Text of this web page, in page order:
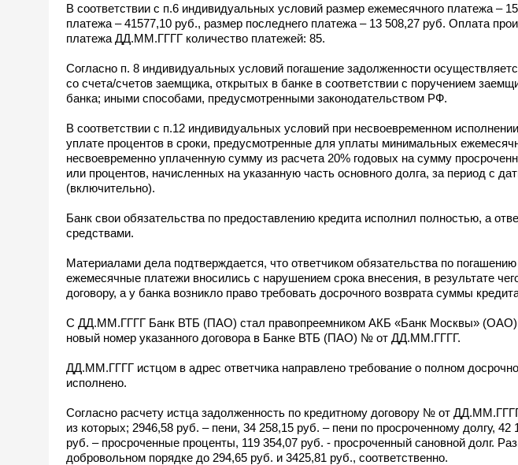
В соответствии с п.6 индивидуальных условий размер ежемесячного платежа –
платежа – 41577,10 руб., размер последнего платежа – 13 508,27 руб. Оплата
платежа ДД.ММ.ГГГГ количество платежей: 85.
Согласно п. 8 индивидуальных условий погашение задолженности
со счета/счетов заемщика, открытых в банке в соответствии с поручением
банка; иными способами, предусмотренными законодательством РФ.
В соответствии с п.12 индивидуальных условий при несвоевременном
уплате процентов в сроки, предусмотренные для уплаты минимальных
несвоевременно уплаченную сумму из расчета 20% годовых на сумму
или процентов, начисленных на указанную часть основного долга, за период с
(включительно).
Банк свои обязательства по предоставлению кредита исполнил полностью, а
средствами.
Материалами дела подтверждается, что ответчиком обязательства по
ежемесячные платежи вносились с нарушением срока внесения, в результате
договору, а у банка возникло право требовать досрочного возврата суммы
С ДД.ММ.ГГГГ Банк ВТБ (ПАО) стал правопреемником АКБ «Банк Москвы» (ОАО)
новый номер указанного договора в Банке ВТБ (ПАО) № от ДД.ММ.ГГГГ.
ДД.ММ.ГГГГ истцом в адрес ответчика направлено требование о полном
исполнено.
Согласно расчету истца задолженность по кредитному договору № от
из которых; 2946,58 руб. – пени, 34 258,15 руб. – пени по просроченному долгу,
руб. – просроченные проценты, 119 354,07 руб. - просроченный сановной долг.
добровольном порядке до 294,65 руб. и 3425,81 руб., соответственно.